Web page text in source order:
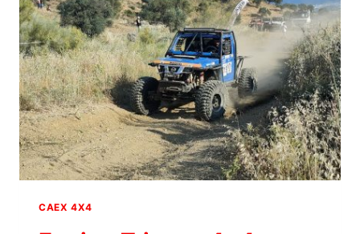
DE
TORROX
2026
CONTARÁ
CON
LA
PARTICIPACIÓN
DEL
EQUIPO
TRIENZO
CAEX 4X4